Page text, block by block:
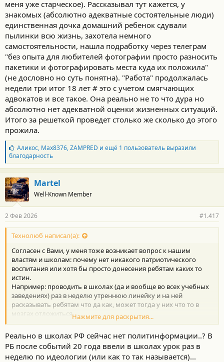
меня уже старческое). Рассказывал тут кажется, у
знакомых (абсолютно адекватные состоятельные люди)
единственная дочка домашний ребенок сдували
пылинки всю жизнь, захотела немного
самостоятельности, нашла подработку через телеграм
"без опыта для любителей фотографии просто разносить
пакетики и фотографировать места куда их положила"
(не дословно но суть понятна). "Работа" продолжалась
недели три итог 18 лет # это с учетом смягчающих
адвокатов и все такое. Она реально не то что дура но
абсолютно нет адекватной оценки жизненных ситуаций.
Итого за решеткой проведет столько же сколько до этого
прожила.
Б
л
а
г
о
д
а
р
о
с
т
:
Аликос, Max8376,ZAMPRED и ещё 1 пользователь выразили
благодарность
Martel
Well-Known Member
2 Фев 2026 #1.417
Технолюб написал(а):
Согласен с Вами, у меня тоже возникает вопрос к нашим
властям и школам: почему нет никакого патриотического
воспитания или хотя бы просто донесения ребятам каких то
истин.
Например: проводить в школах (да и вообще во всех учебных
заведениях) раз в неделю утреннюю линейку и на ней
расказывать ребятам что да как, может тогда у них что то в
мозгах отложиться.
А то сидят за компьютером в игрушках, да хренпойми каких
соцсетях и больше ни чем не интерересуются.
Нажмите для раскрытия...
Реально в школах РФ сейчас нет политинформации..? В
РБ после событий 20 года ввели в школах урок раз в
неделю по идеологии (или как то так называется)...